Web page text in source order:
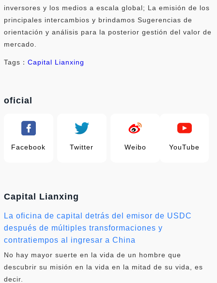
inversores y los medios a escala global; La emisión de los
principales intercambios y brindamos Sugerencias de
orientación y análisis para la posterior gestión del valor de
mercado.
Tags： Capital Lianxing
oficial
Facebook Twitter Weibo YouTube
Capital Lianxing
La oficina de capital detrás del emisor de USDC
después de múltiples transformaciones y
contratiempos al ingresar a China
No hay mayor suerte en la vida de un hombre que
descubrir su misión en la vida en la mitad de su vida, es
decir.